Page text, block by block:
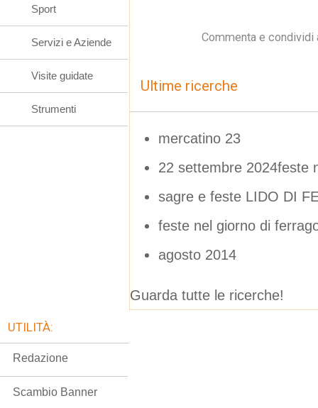
Commenta e
Ultime ricerche
mercatino 23
22 settembre 2024feste
sagre e feste LIDO DI
feste nel giorno di
agosto 2014
Guarda tutte le ricerche!
Sport
Servizi e Aziende
Visite guidate
Strumenti
UTILITÀ:
Redazione
Scambio Banner